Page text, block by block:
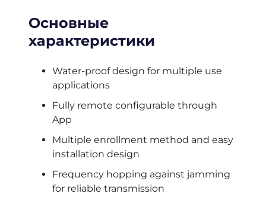
Основные
характеристики
Water-proof design for multiple use
applications
Fully remote configurable through
App
Multiple enrollment method and easy
installation design
Frequency hopping against jamming
for reliable transmission